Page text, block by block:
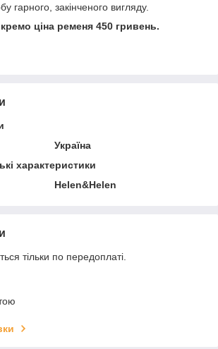
гарного, закінченого вигляду.
ціна ременя 450 гривень.
Україна
характеристики
Helen&Helen
тільки по передоплаті.